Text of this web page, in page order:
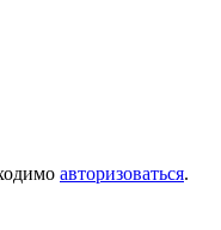
авторизоваться.